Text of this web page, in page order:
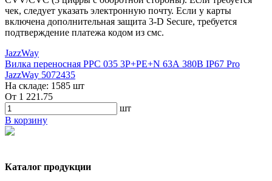
чек, следует указать электронную почту. Если у карты
включена дополнительная защита 3-D Secure, требуется
подтверждение платежа кодом из смс.
JazzWay
Вилка переносная PPC 035 3Р+РЕ+N 63А 380В IP67 Pro
JazzWay 5072435
На складе: 1585 шт
От 1 221.75
шт
В корзину
Каталог продукции